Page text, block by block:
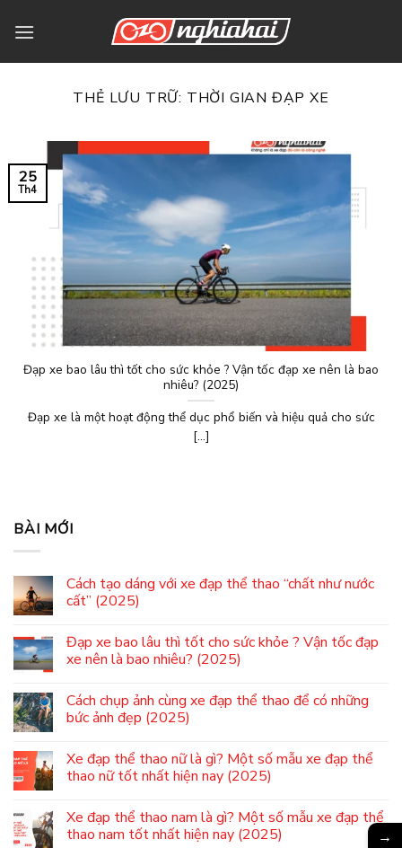
qua
THẺ LƯU TRỮ: THỜI GIAN ĐẠP XE
Đạp xe bao lâu thì tốt cho sức khỏe ? Vận tốc đạp xe nên là bao
nhiêu? (2025)
Đạp xe là một hoạt động thể dục phổ biến và hiệu quả cho sức
[...]
25
Th4
BÀI MỚI
Cách tạo dáng với xe đạp thể thao “chất như nước
cất” (2025)
Đạp xe bao lâu thì tốt cho sức khỏe ? Vận tốc đạp
xe nên là bao nhiêu? (2025)
Cách chụp ảnh cùng xe đạp thể thao để có những
bức ảnh đẹp (2025)
Xe đạp thể thao nữ là gì? Một số mẫu xe đạp thể
thao nữ tốt nhất hiện nay (2025)
Xe đạp thể thao nam là gì? Một số mẫu xe đạp thể
thao nam tốt nhất hiện nay (2025)
→